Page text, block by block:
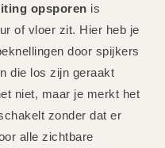
opsporen is
of vloer zit. Hier heb je
door spijkers
die los zijn geraakt
niet, maar je merkt het
zonder dat er
alle zichtbare